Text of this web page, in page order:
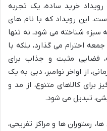
خرید ساده، یک تجربه
این رویداد که با نام های
سبز» شناخته می شود، نه تنها
احترام می گذارد، بلکه با
فضایی مثبت و جذاب برای
از اواخر نوامبر، دبی به یک
برای کالاهای متنوع، از مد و
تبدیل می شود.
رستوران ها و مراکز تفریحی،